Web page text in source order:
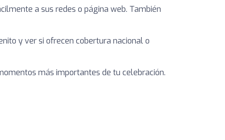
a sus redes o página web. También
y ver si ofrecen cobertura nacional o
más importantes de tu celebración.